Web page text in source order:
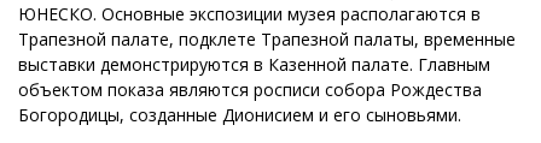
ЮНЕСКО. Основные экспозиции музея располагаются в
Трапезной палате, подклете Трапезной палаты, временные
выставки демонстрируются в Казенной палате. Главным
объектом показа являются росписи собора Рождества
Богородицы, созданные Дионисием и его сыновьями.